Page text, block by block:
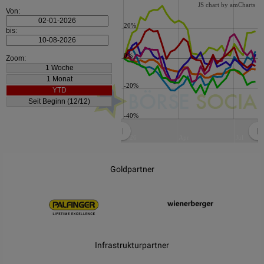
Von:
bis:
Zoom:
-40%
-20%
0%
20%
JS chart by amCharts
2026
Goldpartner
Infrastrukturpartner